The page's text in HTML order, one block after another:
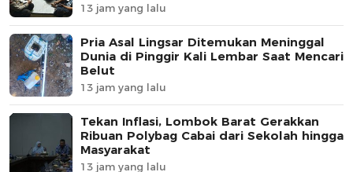
13 jam yang lalu
Pria Asal Lingsar Ditemukan Meninggal
Dunia di Pinggir Kali Lembar Saat Mencari
Belut
13 jam yang lalu
Tekan Inflasi, Lombok Barat Gerakkan
Ribuan Polybag Cabai dari Sekolah hingga
Masyarakat
13 jam yang lalu